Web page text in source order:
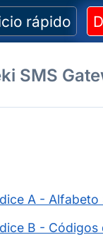
rápido
SMS
A - Alfabeto
B - Códigos